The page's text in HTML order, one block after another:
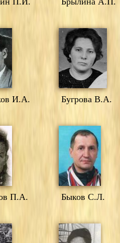
И.А. Бугрова В.А.
П.А. Быков С.Л.